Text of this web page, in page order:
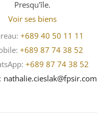
Presqu'île.
Voir ses biens
+689 40 50 11 11
+689 87 74 38 52
+689 87 74 38 52
nathalie.cieslak@fpsir.com